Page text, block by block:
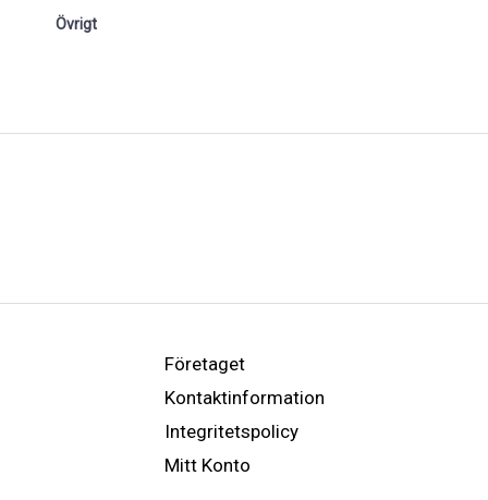
Övrigt
Företaget
Kontaktinformation
Integritetspolicy
Mitt Konto